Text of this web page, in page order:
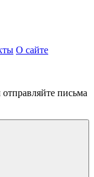
О сайте
письма